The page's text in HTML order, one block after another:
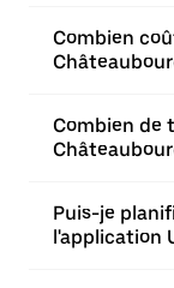
Combien
Combien de
Puis-je
l'application